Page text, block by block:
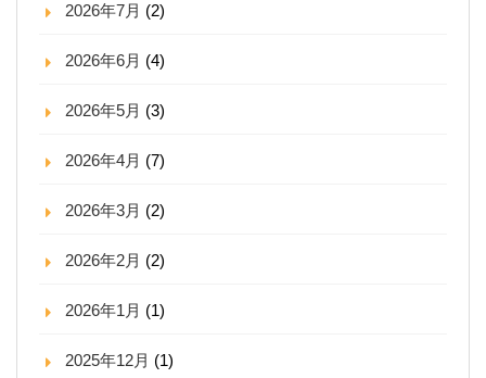
2026年7月 (2)
2026年6月 (4)
2026年5月 (3)
2026年4月 (7)
2026年3月 (2)
2026年2月 (2)
2026年1月 (1)
2025年12月 (1)